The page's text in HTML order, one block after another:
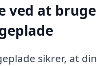
ved at
sikrer, at